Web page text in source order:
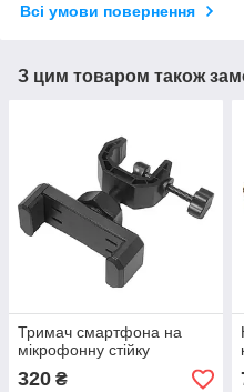
Всі умови повернення
З цим товаром також
Тримач смартфона на
мікрофонну стійку
320 ₴